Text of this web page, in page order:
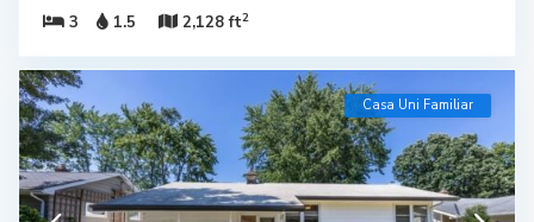
3
1.5 2,128 ft2
Casa Uni Familiar